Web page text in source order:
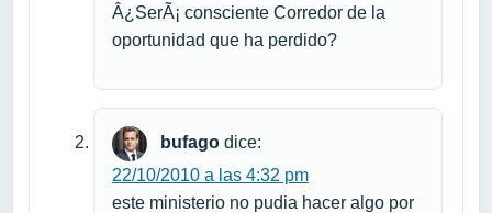
Â¿SerÃ¡ consciente Corredor de la
oportunidad que ha perdido?
bufago dice:
22/10/2010 a las 4:32 pm
este ministerio no pudia hacer algo por